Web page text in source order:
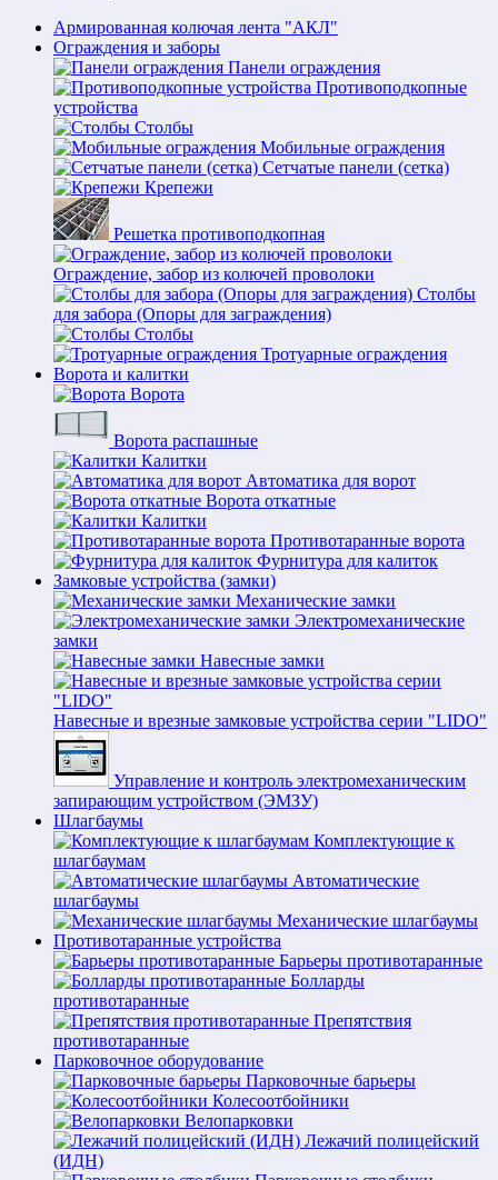
Армированная колючая лента "АКЛ"
Ограждения и заборы
Панели ограждения
Противоподкопные
устройства
Столбы
Мобильные ограждения
Сетчатые панели (сетка)
Крепежи
Решетка противоподкопная
Ограждение, забор из колючей проволоки
Столбы
для забора (Опоры для заграждения)
Столбы
Тротуарные ограждения
Ворота и калитки
Ворота
Ворота распашные
Калитки
Автоматика для ворот
Ворота откатные
Калитки
Противотаранные ворота
Фурнитура для калиток
Замковые устройства (замки)
Механические замки
Электромеханические
замки
Навесные замки
Навесные и врезные замковые устройства серии "LIDO"
Управление и контроль электромеханическим
запирающим устройством (ЭМЗУ)
Шлагбаумы
Комплектующие к
шлагбаумам
Автоматические
шлагбаумы
Механические шлагбаумы
Противотаранные устройства
Барьеры противотаранные
Болларды
противотаранные
Препятствия
противотаранные
Парковочное оборудование
Парковочные барьеры
Колесоотбойники
Велопарковки
Лежачий полицейский
(ИДН)